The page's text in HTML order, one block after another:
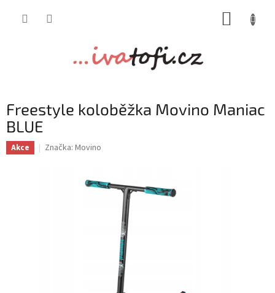
Freestyle koloběžka Movino Maniac
BLUE
Akce Značka: Movino